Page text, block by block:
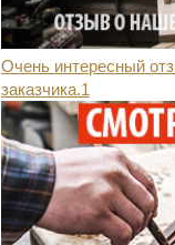
Очень интересный
заказчика.1